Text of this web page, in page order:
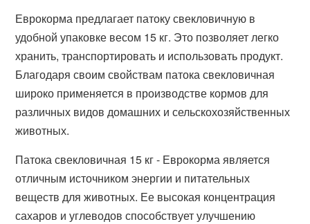
Еврокорма предлагает патоку свекловичную в
удобной упаковке весом 15 кг. Это позволяет легко
хранить, транспортировать и использовать продукт.
Благодаря своим свойствам патока свекловичная
широко применяется в производстве кормов для
различных видов домашних и сельскохозяйственных
животных.
Патока свекловичная 15 кг - Еврокорма является
отличным источником энергии и питательных
веществ для животных. Ее высокая концентрация
сахаров и углеводов способствует улучшению